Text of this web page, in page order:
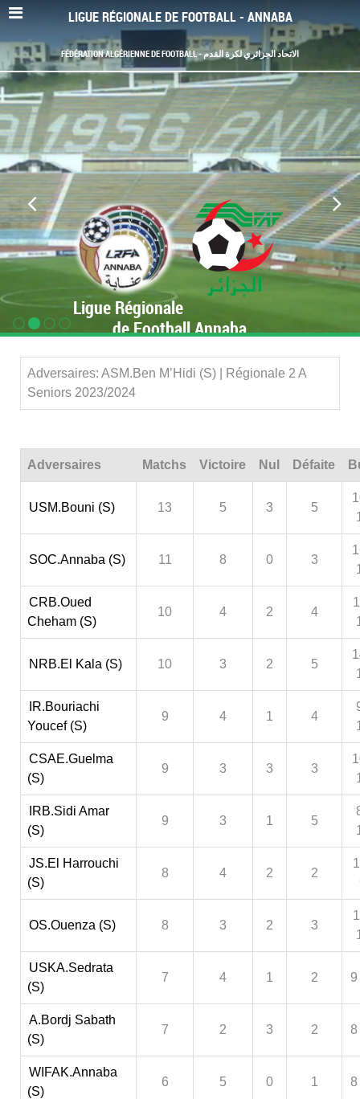
LIGUE RÉGIONALE DE FOOTBALL - ANNABA
FÉDÉRATION ALGÉRIENNE DE FOOTBALL - الاتحاد الجزائري لكرة القدم
Ligue Régionale
de Football Annaba
Adversaires: ASM.Ben M’Hidi (S) | Régionale 2 A
Seniors 2023/2024
Adversaires Matchs Victoire Nul Défaite
USM.Bouni (S) 13 5 3 5
SOC.Annaba (S) 11 8 0 3
CRB.Oued
Cheham (S)
10 4 2 4
NRB.El Kala (S) 10 3 2 5
IR.Bouriachi
Youcef (S)
9 4 1 4
CSAE.Guelma
(S)
9 3 3 3
IRB.Sidi Amar
(S)
9 3 1 5
JS.El Harrouchi
(S)
8 4 2 2
OS.Ouenza (S) 8 3 2 3
USKA.Sedrata
(S)
7 4 1 2 9
A.Bordj Sabath
(S)
7 2 3 2 8
WIFAK.Annaba
(S)
6 5 0 1 8